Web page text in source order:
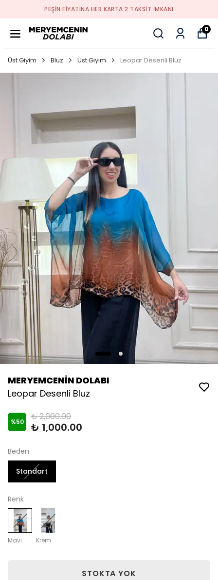
PEŞİN FİYATINA HER KARTA 2 TAKSİT İMKANI
0
Üst Giyim Bluz Üst Giyim Leopar Desenli Bluz
MERYEMCENİN DOLABI
Leopar Desenli Bluz
%50 ₺ 2,000.00
₺ 1,000.00
Beden
Standart
Renk
Mavi Krem
STOKTA YOK